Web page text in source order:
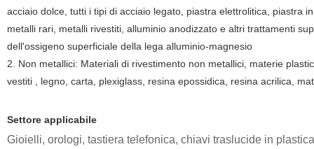
acciaio dolce, tutti i tipi di acciaio legato, piastra elettrolitica, piastra
metalli rari, metalli rivestiti, alluminio anodizzato e altri trattamenti
dell'ossigeno superficiale della lega alluminio-magnesio
2. Non metallici: Materiali di rivestimento non metallici, materie
vestiti , legno, carta, plexiglass, resina epossidica, resina acrilica,
Settore applicabile
Gioielli, orologi, tastiera telefonica, chiavi traslucide in